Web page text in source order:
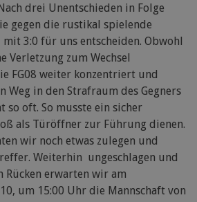
drei Unentschieden in Folge
gegen die rustikal spielende
mit 3:0 für uns entscheiden. Obwohl
Verletzung zum Wechsel
FG08 weiter konzentriert und
Weg in den Strafraum des Gegners
so oft. So musste ein sicher
als Türöffner zur Führung dienen.
wir noch etwas zulegen und
Weiterhin ungeschlagen und
erwarten wir am
um 15:00 Uhr die Mannschaft von